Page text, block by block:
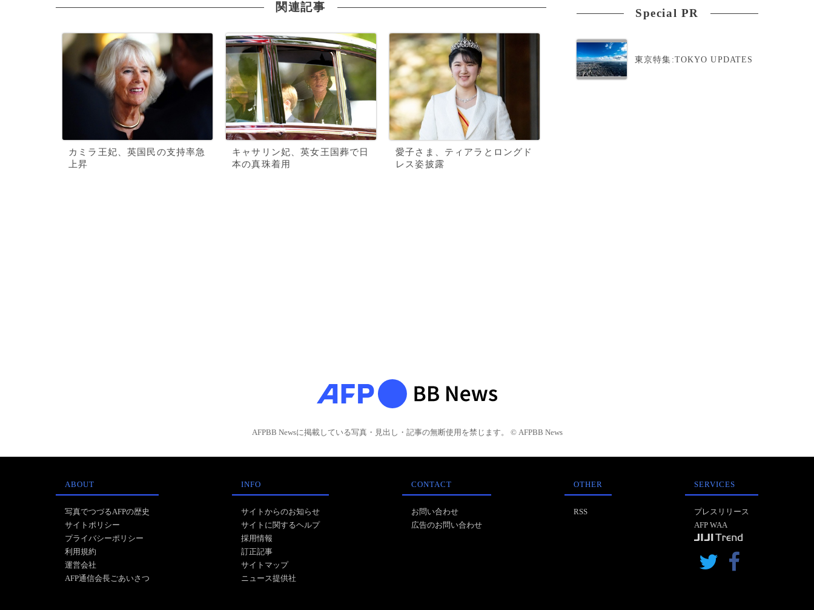
関連記事
カミラ王妃、英国民の支持率急
上昇
キャサリン妃、英女王国葬で日
本の真珠着用
愛子さま、ティアラとロングド
レス姿披露
Special PR
東京特集:TOKYO UPDATES
AFPBB Newsに掲載している写真・見出し・記事の無断使用を禁じます。 © AFPBB News
ABOUT
写真でつづるAFPの歴史
サイトポリシー
プライバシーポリシー
利用規約
運営会社
AFP通信会長ごあいさつ
INFO
サイトからのお知らせ
サイトに関するヘルプ
採用情報
訂正記事
サイトマップ
ニュース提供社
CONTACT
お問い合わせ
広告のお問い合わせ
OTHER
RSS
SERVICES
プレスリリース
AFP WAA